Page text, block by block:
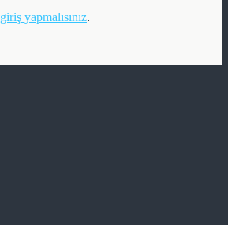
giriş yapmalısınız.